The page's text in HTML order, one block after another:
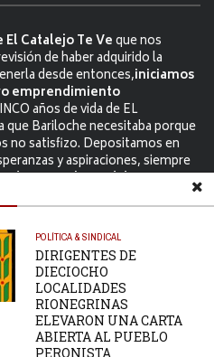
POLÍTICA & SINDICAL
DIRIGENTES DE
DIECIOCHO
LOCALIDADES
RIONEGRINAS
ELEVARON UNA CARTA
ABIERTA AL PUEBLO
PERONISTA
Catalejo Te Veque nos
de haber adquirido la
desde entonces,iniciamos
emprendimiento
años de vida de EL
que Bariloche necesitaba porque
no satisfizo. Depositamos en
y aspiraciones, siempre
más Libertad de
Valores y también una
Podrán participar
debito respeto, lenguaje y
ser lo más
subjetividad.Permitimos
la fuente.